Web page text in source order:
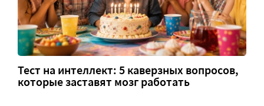
Тест на интеллект: 5 каверзных вопросов,
которые заставят мозг работать